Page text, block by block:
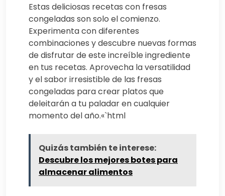
Estas deliciosas recetas con fresas
congeladas son solo el comienzo.
Experimenta con diferentes
combinaciones y descubre nuevas formas
de disfrutar de este increíble ingrediente
en tus recetas. Aprovecha la versatilidad
y el sabor irresistible de las fresas
congeladas para crear platos que
deleitarán a tu paladar en cualquier
momento del año.«`html
Quizás también te interese:
Descubre los mejores botes para
almacenar alimentos